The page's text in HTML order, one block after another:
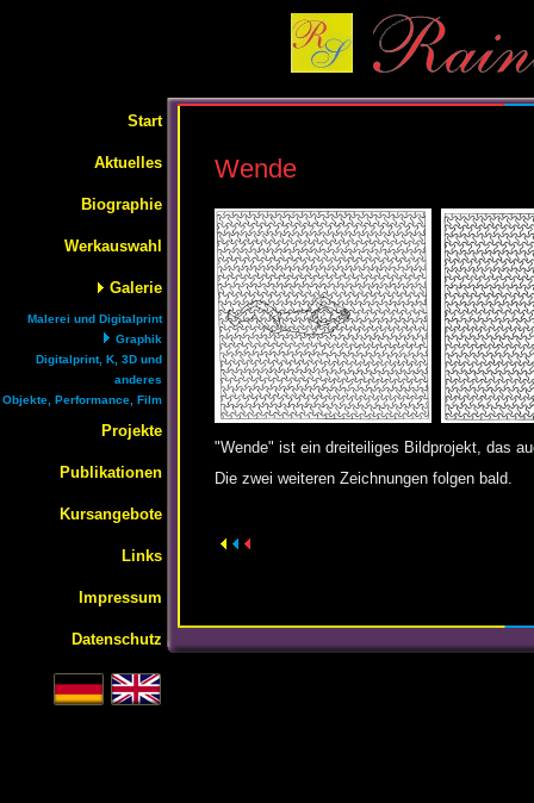
Start
Aktuelles
Biographie
Werkauswahl
Galerie
Malerei und Digitalprint
Graphik
Digitalprint, K, 3D und
anderes
Objekte, Performance, Film
Projekte
Publikationen
Kursangebote
Links
Impressum
Datenschutz
Wende
"Wende" ist ein dreiteiliges Bildprojekt, das
Die zwei weiteren Zeichnungen folgen bald.